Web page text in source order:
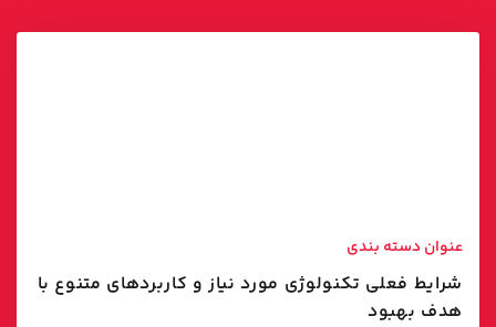
عنوان دسته بندی
شرایط فعلی تکنولوژی مورد نیاز و کاربردهای متنوع با
هدف بهبود